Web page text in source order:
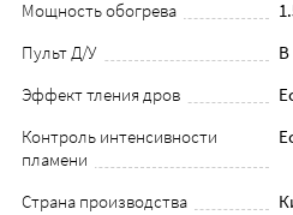
Мощность обогрева
Пульт Д/У
В
Эффект тления дров
Контроль интенсивности
пламени
Страна производства